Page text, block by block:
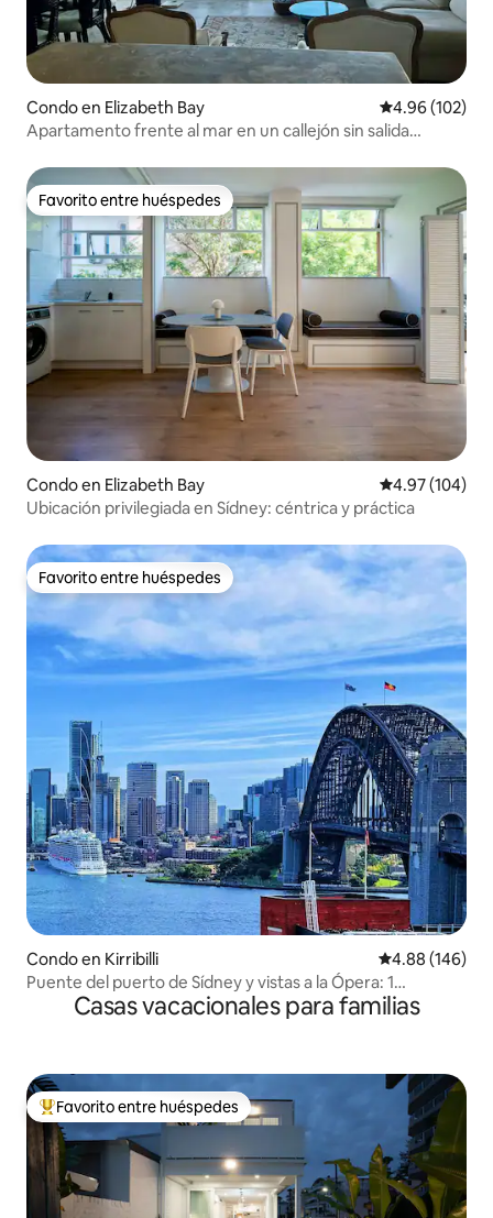
Condo en Elizabeth Bay Calificación
4.96 (102)
Apartamento frente al mar en un callejón sin salida
Favorito entre huéspedes
Favorito entre huéspedes
Condo en Elizabeth Bay Calificación
4.97 (104)
Ubicación privilegiada en Sídney: céntrica y práctica
Favorito entre huéspedes
Favorito entre huéspedes
Condo en Kirribilli Calificación
4.88 (146)
Puente del puerto de Sídney y vistas a la Ópera: 1
estacionamiento
Casas vacacionales para familias
Favorito entre huéspedes preferido
Favorito entre huéspedes